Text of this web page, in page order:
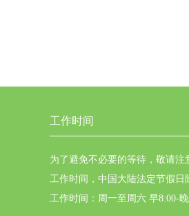
工作时间
为了避免不必要的等待，敬请
工作时间，中国大陆法定节假日
工作时间：周一至周六 早8:00-